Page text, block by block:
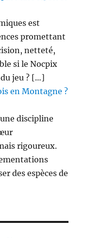
est
promettant
netteté,
si le Nocpix
jeu ? […]
en Montagne ?
discipline
rigoureux.
des espèces de